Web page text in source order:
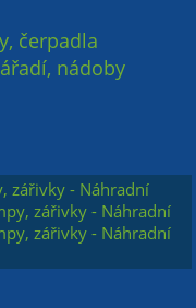
čerpadla
nádoby
zářivky - Náhradní
zářivky - Náhradní
zářivky - Náhradní